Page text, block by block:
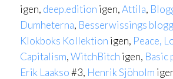
igen, deep.edition igen,Attila,
Dumheterna, Besserwissings blogg
Klokboks Kollektion igen, Peace,
Capitalism,WitchBitch igen, Basic
Erik Laakso#3, Henrik Sjöholm